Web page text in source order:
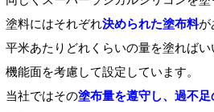
塗料にはそれぞれ決められた塗布料が
平米あたりどれくらいの量を塗れば
機能面を考慮して設定しています。
当社ではその塗布量を遵守し、過不